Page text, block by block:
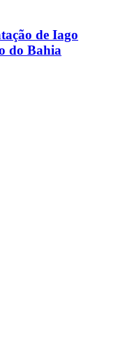
de Iago
do Bahia